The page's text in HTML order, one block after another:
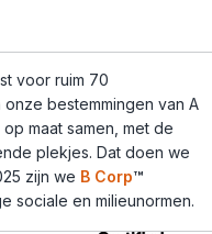
voor ruim 70
bestemmingen van A
maat samen, met de
plekjes. Dat doen we
zijn we B Corp™
sociale en milieunormen.